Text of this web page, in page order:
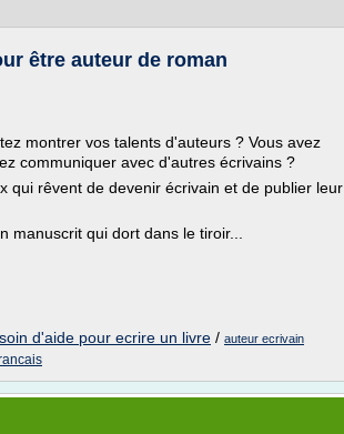
être auteur de roman
montrer vos talents d'auteurs ? Vous avez
communiquer avec d'autres écrivains ?
qui rêvent de devenir écrivain et de publier leur
manuscrit qui dort dans le tiroir...
d'aide pour ecrire un livre / auteur ecrivain